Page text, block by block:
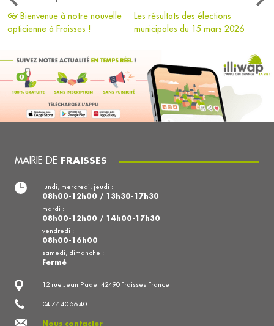
👓 Bienvenue à notre nouvelle
opticienne à Fraisses !
Les résultats des élections
municipales du 15 mars 2026
MAIRIE DE FRAISSES
12 rue Jean Padel 42490 Fraisses France
04 77 40 56 40
Nous contacter
lundi, mercredi, jeudi :
08h00-12h00 / 13h30-17h30
mardi :
08h00-12h00 / 14h00-17h30
vendredi :
08h00-16h00
samedi, dimanche :
Fermé